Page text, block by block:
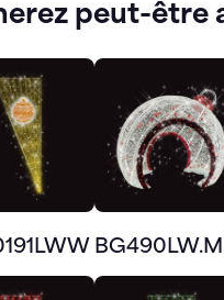
peut-être